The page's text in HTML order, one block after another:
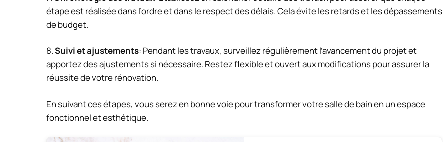
étape est réalisée dans l’ordre et dans le respect des délais. Cela évite les retards et les dépassements
de budget.
8.Suivi et ajustements: Pendant les travaux, surveillez régulièrement l’avancement du projet et
apportez des ajustements si nécessaire. Restez flexible et ouvert aux modifications pour assurer la
réussite de votre rénovation.
En suivant ces étapes, vous serez en bonne voie pour transformer votre salle de bain en un espace
fonctionnel et esthétique.